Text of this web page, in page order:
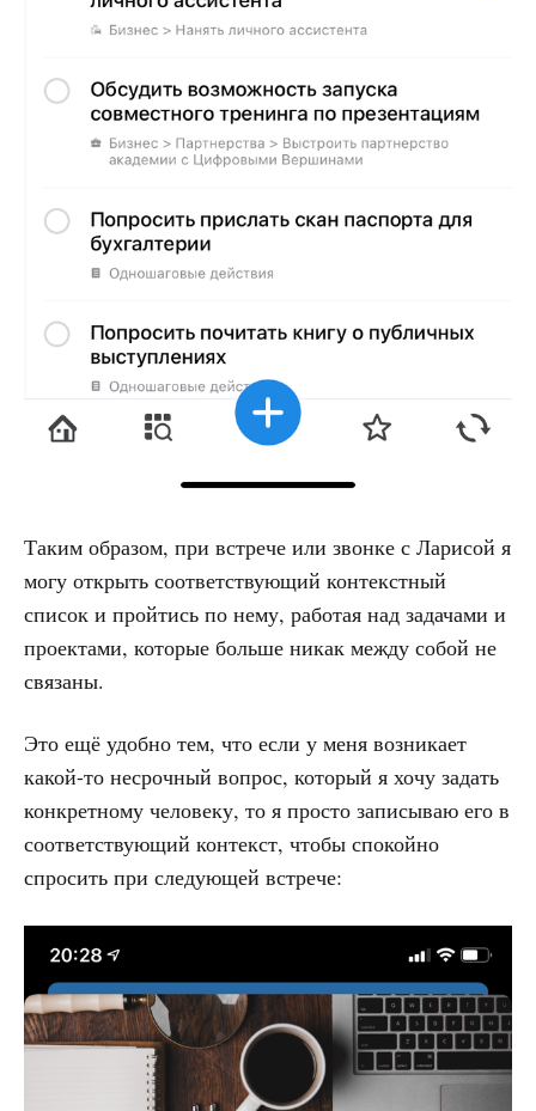
Таким образом, при встрече или звонке с Ларисой я
могу открыть соответствующий контекстный
список и пройтись по нему, работая над задачами и
проектами, которые больше никак между собой не
связаны.
Это ещё удобно тем, что если у меня возникает
какой-то несрочный вопрос, который я хочу задать
конкретному человеку, то я просто записываю его в
соответствующий контекст, чтобы спокойно
спросить при следующей встрече: